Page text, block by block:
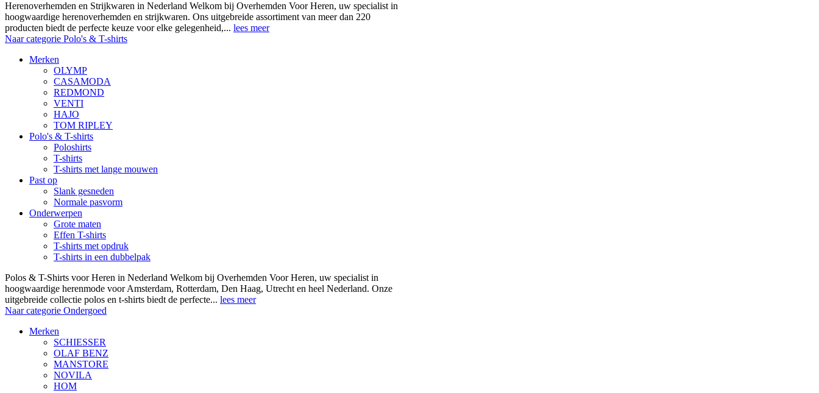
Herenoverhemden en Strijkwaren in Nederland Welkom bij Overhemden Voor Heren, uw specialist in
hoogwaardige herenoverhemden en strijkwaren. Ons uitgebreide assortiment van meer dan 220
producten biedt de perfecte keuze voor elke gelegenheid,... lees meer
Naar categorie Polo's & T-shirts
Merken
OLYMP
CASAMODA
REDMOND
VENTI
HAJO
TOM RIPLEY
Polo's & T-shirts
Poloshirts
T-shirts
T-shirts met lange mouwen
Past op
Slank gesneden
Normale pasvorm
Onderwerpen
Grote maten
Effen T-shirts
T-shirts met opdruk
T-shirts in een dubbelpak
Polos & T-Shirts voor Heren in Nederland Welkom bij Overhemden Voor Heren, uw specialist in
hoogwaardige herenmode voor Amsterdam, Rotterdam, Den Haag, Utrecht en heel Nederland. Onze
uitgebreide collectie polos en t-shirts biedt de perfecte... lees meer
Naar categorie Ondergoed
Merken
SCHIESSER
OLAF BENZ
MANSTORE
NOVILA
HOM